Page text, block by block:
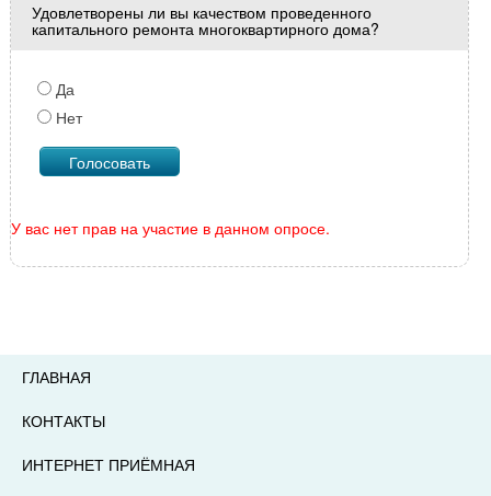
Удовлетворены ли вы качеством проведенного
капитального ремонта многоквартирного дома?
Да
Нет
У вас нет прав на участие в данном опросе.
ГЛАВНАЯ
КОНТАКТЫ
ИНТЕРНЕТ ПРИЁМНАЯ